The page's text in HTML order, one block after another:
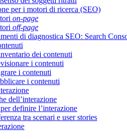
per i motori di ricerca (SEO)
on-page
off-page
di diagnostica SEO: Search
dei contenuti
i contenuti
i contenuti
i contenuti
dell’interazione
definire l’interazione
tra scenari e user stories